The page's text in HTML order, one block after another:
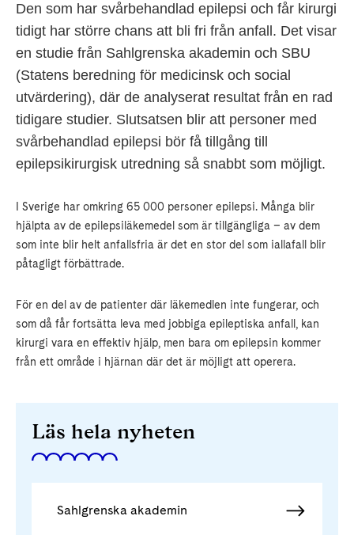
Den som har svårbehandlad epilepsi och får kirurgi
tidigt har större chans att bli fri från anfall. Det visar
en studie från Sahlgrenska akademin och SBU
(Statens beredning för medicinsk och social
utvärdering), där de analyserat resultat från en rad
tidigare studier. Slutsatsen blir att personer med
svårbehandlad epilepsi bör få tillgång till
epilepsikirurgisk utredning så snabbt som möjligt.
I Sverige har omkring 65 000 personer epilepsi. Många blir
hjälpta av de epilepsiläkemedel som är tillgängliga – av dem
som inte blir helt anfallsfria är det en stor del som iallafall blir
påtagligt förbättrade.
För en del av de patienter där läkemedlen inte fungerar, och
som då får fortsätta leva med jobbiga epileptiska anfall, kan
kirurgi vara en effektiv hjälp, men bara om epilepsin kommer
från ett område i hjärnan där det är möjligt att operera.
Läs hela nyheten
Sahlgrenska akademin